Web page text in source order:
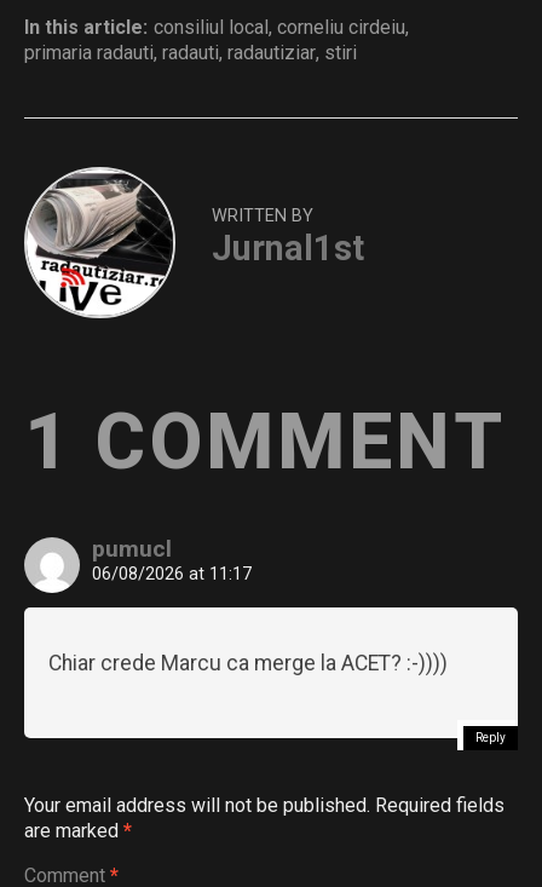
In this article: consiliul local, corneliu cirdeiu,
primaria radauti, radauti, radautiziar, stiri
WRITTEN BY
Jurnal1st
1 COMMENT
pumucl
06/08/2026 at 11:17
Chiar crede Marcu ca merge la ACET? :-))))
Reply
Your email address will not be published. Required fields
are marked *
Comment *